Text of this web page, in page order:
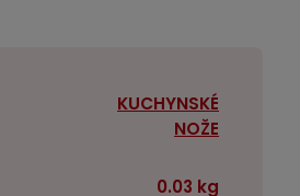
KUCHYNSKÉ
NOŽE
0.03 kg